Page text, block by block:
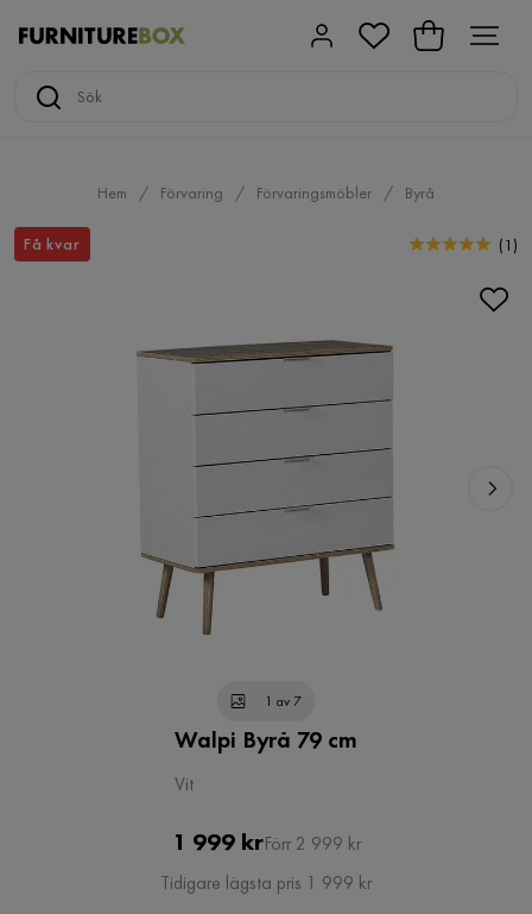
Hem Förvaring Förvaringsmöbler Byrå
Få kvar (1 )
1 av 7
Walpi Byrå 79 cm
Vit
Pris
1 999 krOriginal
Pris
Förr 2 999 kr
Tidigare lägsta pris 1 999 kr